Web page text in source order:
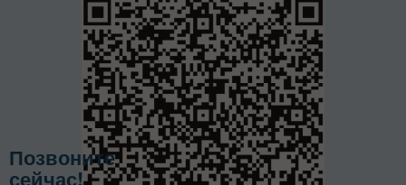
Позвоните
сейчас!